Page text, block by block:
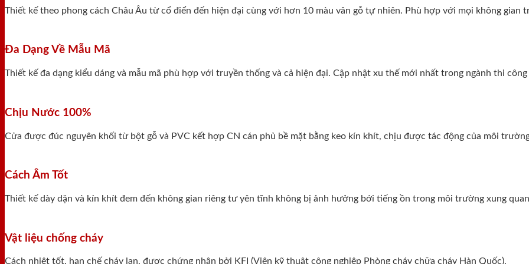
Thiết kế theo phong cách Châu Âu từ cổ điển đến hiện đại cùng với hơn 10 màu vân gỗ tự nhiên. Phù hợp với mọi không gian
Đa Dạng Về Mẫu Mã
Thiết kế đa dạng kiểu dáng và mẫu mã phù hợp với truyền thống và cả hiện đại. Cập nhật xu thế mới nhất trong ngành thi
Chịu Nước 100%
Cửa được đúc nguyên khối từ bột gỗ và PVC kết hợp CN cán phủ bề mặt bằng keo kín khít, chịu được tác động của môi
Cách Âm Tốt
Thiết kế dày dặn và kín khít đem đến không gian riêng tư yên tĩnh không bị ảnh hưởng bới tiếng ồn trong môi trường xung
Vật liệu chống cháy
Cách nhiệt tốt, hạn chế cháy lan, được chứng nhận bởi KFI (Viện kỹ thuật công nghiệp Phòng cháy chữa cháy Hàn Quốc).